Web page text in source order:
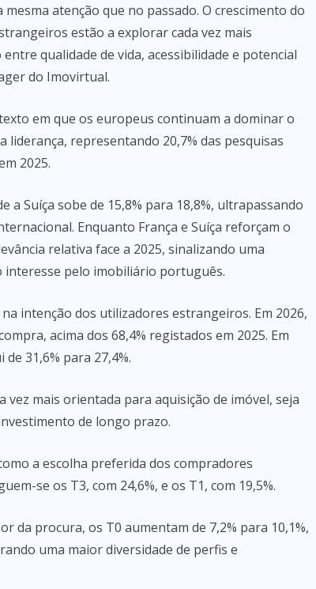
atenção que no passado. O crescimento do
estão a explorar cada vez mais
qualidade de vida, acessibilidade e potencial
do Imovirtual.
em que os europeus continuam a dominar o
representando 20,7% das pesquisas
2025.
Suíça sobe de 15,8% para 18,8%, ultrapassando
Enquanto França e Suíça reforçam o
relativa face a 2025, sinalizando uma
interesse pelo imobiliário português.
intenção dos utilizadores estrangeiros. Em 2026,
acima dos 68,4% registados em 2025. Em
31,6% para 27,4%.
mais orientada para aquisição de imóvel, seja
de longo prazo.
a escolha preferida dos compradores
se os T3, com 24,6%, e os T1, com 19,5%.
da procura, os T0 aumentam de 7,2% para 10,1%,
uma maior diversidade de perfis e